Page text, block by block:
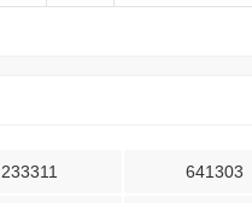
233311 641303